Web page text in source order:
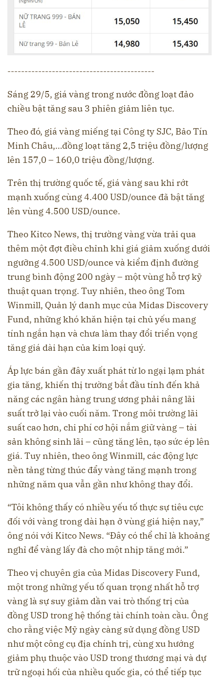
-------------------------------------------
Sáng 29/5, giá vàng trong nước đồng loạt đảo
chiều bật tăng sau 3 phiên giảm liên tục.
Theo đó, giá vàng miếng tại Công ty SJC, Bảo Tín
Minh Châu,…đồng loạt tăng 2,5 triệu đồng/lượng
lên 157,0 – 160,0 triệu đồng/lượng.
Trên thị trường quốc tế, giá vàng sau khi rớt
mạnh xuống cùng 4.400 USD/ounce đã bật tăng
lên vùng 4.500 USD/ounce.
Theo Kitco News, thị trường vàng vừa trải qua
thêm một đợt điều chỉnh khi giá giảm xuống dưới
ngưỡng 4.500 USD/ounce và kiểm định đường
trung bình động 200 ngày – một vùng hỗ trợ kỹ
thuật quan trọng. Tuy nhiên, theo ông Tom
Winmill, Quản lý danh mục của Midas Discovery
Fund, những khó khăn hiện tại chủ yếu mang
tính ngắn hạn và chưa làm thay đổi triển vọng
tăng giá dài hạn của kim loại quý.
Áp lực bán gần đây xuất phát từ lo ngại lạm phát
gia tăng, khiến thị trường bắt đầu tính đến khả
năng các ngân hàng trung ương phải nâng lãi
suất trở lại vào cuối năm. Trong môi trường lãi
suất cao hơn, chi phí cơ hội nắm giữ vàng – tài
sản không sinh lãi – cũng tăng lên, tạo sức ép lên
giá. Tuy nhiên, theo ông Winmill, các động lực
nền tảng từng thúc đẩy vàng tăng mạnh trong
những năm qua vẫn gần như không thay đổi.
“Tôi không thấy có nhiều yếu tố thực sự tiêu cực
đối với vàng trong dài hạn ở vùng giá hiện nay,”
ông nói với Kitco News. “Đây có thể chỉ là khoảng
nghỉ để vàng lấy đà cho một nhịp tăng mới.”
Theo vị chuyên gia của Midas Discovery Fund,
một trong những yếu tố quan trọng nhất hỗ trợ
vàng là sự suy giảm dần vai trò thống trị của
đồng USD trong hệ thống tài chính toàn cầu. Ông
cho rằng việc Mỹ ngày càng sử dụng đồng USD
như một công cụ địa chính trị, cùng xu hướng
giảm phụ thuộc vào USD trong thương mại và dự
trữ ngoại hối của nhiều quốc gia, có thể tiếp tục